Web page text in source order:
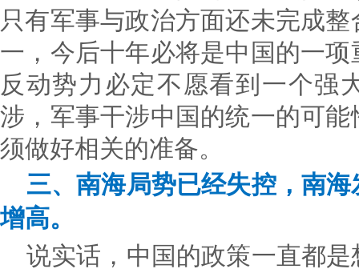
只有军事与政治方面还未完成
一，今后十年必将是中国的一
反动势力必定不愿看到一个强
涉，军事干涉中国的统一的可
须做好相关的准备。
三、南海局势已经失控，南海
增高。
说实话，中国的政策一直都是